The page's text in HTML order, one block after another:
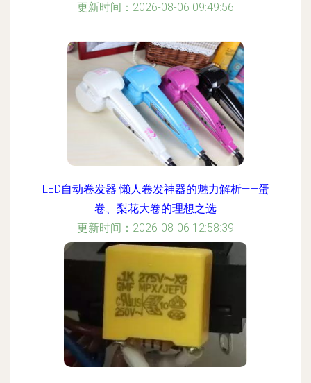
更新时间：2026-08-06 09:49:56
LED自动卷发器 懒人卷发神器的魅力解析——蛋
卷、梨花大卷的理想之选
更新时间：2026-08-06 12:58:39